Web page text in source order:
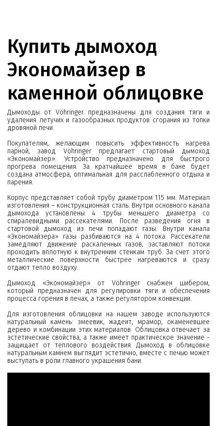
Купить дымоход
Экономайзер в
каменной облицовке
Дымоходы от Vöhringer предназначены для создания тяги и
удаления летучих и газообразных продуктов сгорания из топки
дровяной печи.
Покупателям, желающим повысить эффективность нагрева
парной, завод Vöhringer предлагает стартовый дымоход
«Экономайзер». Устройство предназначено для быстрого
прогрева помещения. За кратчайшее время в бане будет
создана атмосфера, оптимальная для расслабленного отдыха и
парения.
Корпус представляет собой трубу диаметром 115 мм. Материал
изготовления – конструкционная сталь. Внутри основного канала
дымохода установлены 4 трубы меньшего диаметра со
спиралевидными рассекателями. После разведения огня в
стартовой дымоход из печи попадают газы. Внутри канала
«Экономайзера» газы разбиваются на 4 потока. Рассекатели
замедляют движение раскаленных газов, заставляют потоки
проходить вплотную к внутренним стенкам труб. За счет этого
металлические поверхности быстрее нагреваются и сразу
отдают тепло воздуху.
Дымоход «Экономайзер» от Vöhringer снабжен шибером,
который предназначен для регулировки тяги и обеспечения
процесса горения в печах, а также регулятором конвекции.
Для изготовления облицовки на нашем заводе используются
натуральный камень: змеевик, жадеит, мрамор, окаменевшее
дерево и комбинации этих материалов. Облицовка отвечает за
эстетические свойства, а также имеет практическое значение -
защищает от теплового воздействия. Дымоход в облицовке
натуральным камнем выглядит эстетично, вместе с печью может
выступать в роли главного украшения бани.